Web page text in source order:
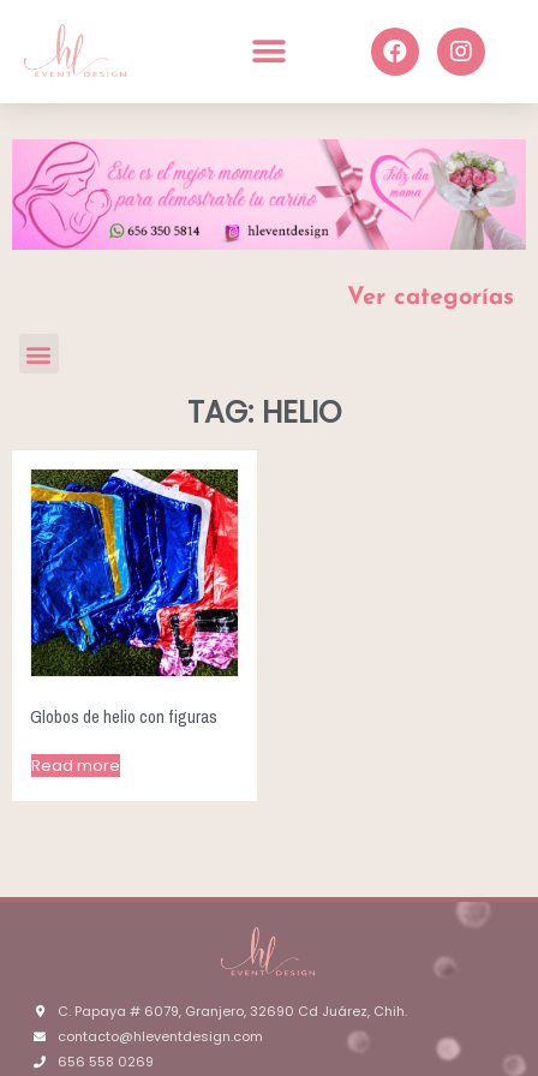
Ver categorías
TAG: HELIO
Globos de helio con figuras
Read more
C. Papaya # 6079, Granjero, 32690 Cd Juárez, Chih.
contacto@hleventdesign.com
656 558 0269